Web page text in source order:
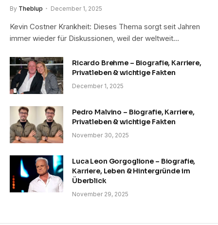
By Theblup December 1, 2025
Kevin Costner Krankheit: Dieses Thema sorgt seit Jahren
immer wieder für Diskussionen, weil der weltweit…
Ricardo Brehme – Biografie, Karriere,
Privatleben & wichtige Fakten
December 1, 2025
Pedro Malvino – Biografie, Karriere,
Privatleben & wichtige Fakten
November 30, 2025
Luca Leon Gorgoglione – Biografie,
Karriere, Leben & Hintergründe im
Überblick
November 29, 2025